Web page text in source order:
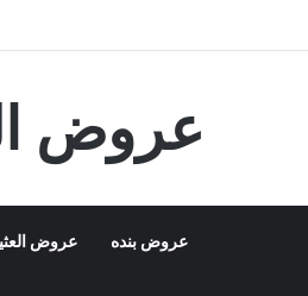
عروض
عروض بنده عروض